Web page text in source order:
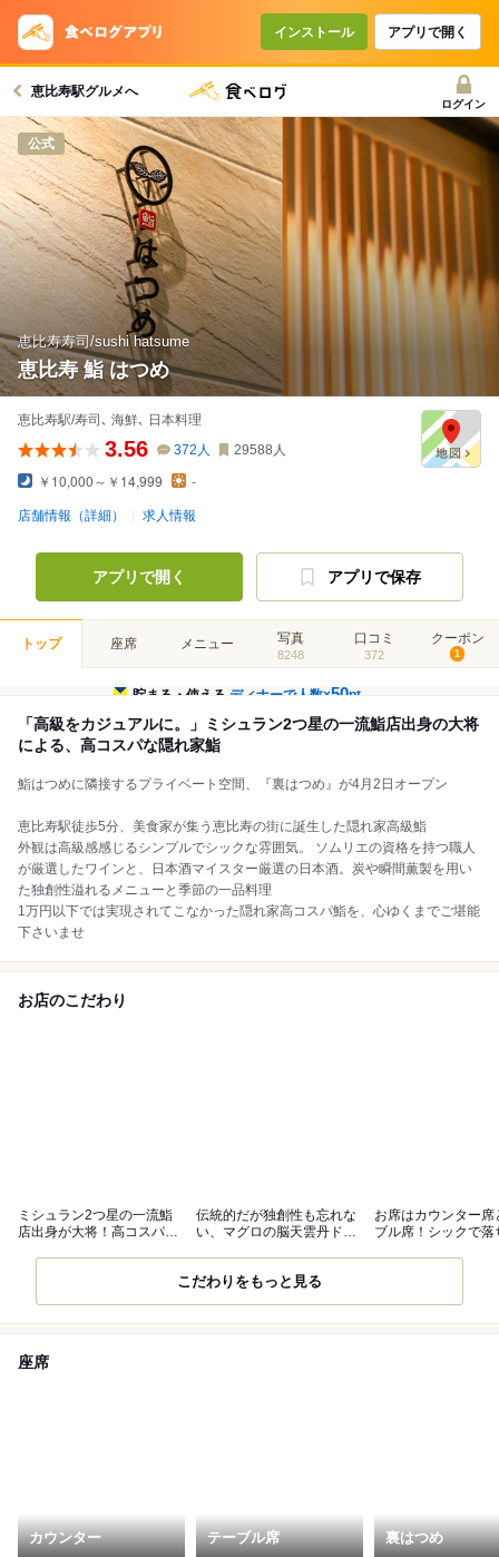
インストール アプリで開く
恵比寿駅グルメへ
ログイン
公式
恵比寿寿司/sushi hatsume
恵比寿 鮨 はつめ
恵比寿駅/寿司､ 海鮮､ 日本料理
3.56 372 人 29588 人
￥10,000～￥14,999 -
店舗情報（詳細） 求人情報
アプリで開く アプリで保存
トップ 座席 メニュー 写真
8248
口コミ
372
クーポン
1
貯まる・使えるディナーで人数×50pt
「高級をカジュアルに。」ミシュラン2つ星の一流鮨店出身の大将
による、高コスパな隠れ家鮨
鮨はつめに隣接するプライベート空間、『裏はつめ』が4月2日オープン
恵比寿駅徒歩5分、美食家が集う恵比寿の街に誕生した隠れ家高級鮨
外観は高級感感じるシンプルでシックな雰囲気。 ソムリエの資格を持つ職人
が厳選したワインと、日本酒マイスター厳選の日本酒。炭や瞬間薫製を用い
た独創性溢れるメニューと季節の一品料理
1万円以下では実現されてこなかった隠れ家高コスパ鮨を、心ゆくまでご堪能
下さいませ
お店のこだわり
ミシュラン2つ星の一流鮨
店出身が大将！高コスパな
伝統的だが独創性も忘れな
い、マグロの脳天雲丹ドッ
お席はカウンター席
ブル席！シックで落
こだわりをもっと見る
座席
カウンター テーブル席 裏はつめ
コースで使えるクーポン
戻る
クーポンを利用せず予約する